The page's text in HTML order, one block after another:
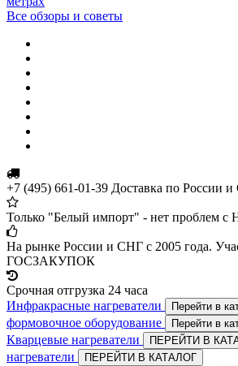
Все обзоры и советы
+7 (495) 661-01-39 Доставка по России
Только "Белый импорт" - нет проблем с
На рынке России и СНГ с 2005 года.
ГОСЗАКУПОК
Срочная отгрузка 24 часа
Инфракрасные нагреватели
Перейти в
формовочное оборудование
Перейти в
Кварцевые нагреватели ПЕРЕЙТИ В
нагреватели
ПЕРЕЙТИ В КАТАЛОГ